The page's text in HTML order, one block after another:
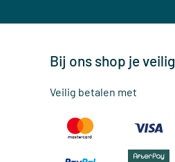
Bij ons shop je veilig
Veilig betalen met